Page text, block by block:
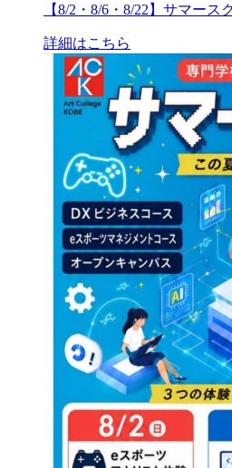
【8/2・8/6・8/22】サマース
詳細はこちら